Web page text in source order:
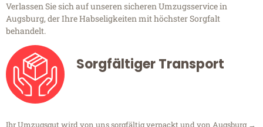
Verlassen Sie sich auf unseren sicheren Umzugsservice in
Augsburg, der Ihre Habseligkeiten mit höchster Sorgfalt
behandelt.
Sorgfältiger Transport